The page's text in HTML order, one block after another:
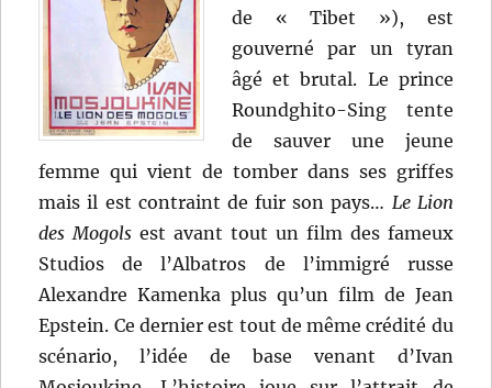
de « Tibet »), est
gouverné par un tyran
âgé et brutal. Le prince
Roundghito-Sing tente
de sauver une jeune
femme qui vient de tomber dans ses griffes
mais il est contraint de fuir son pays… Le Lion
des Mogols est avant tout un film des fameux
Studios de l’Albatros de l’immigré russe
Alexandre Kamenka plus qu’un film de Jean
Epstein. Ce dernier est tout de même crédité du
scénario, l’idée de base venant d’Ivan